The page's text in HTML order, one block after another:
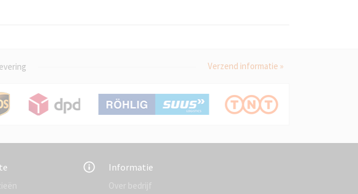
Verzend informatie »
Informatie
Over bedrijf